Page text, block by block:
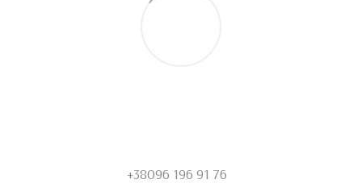
+38096 196 91 76